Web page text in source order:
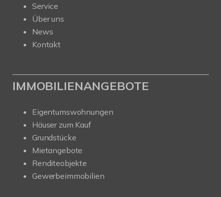
Service
Über uns
News
Kontakt
IMMOBILIENANGEBOTE
Eigentumswohnungen
Häuser zum Kauf
Grundstücke
Mietangebote
Renditeobjekte
Gewerbeimmobilien